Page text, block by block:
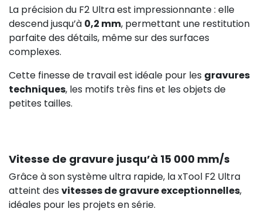
La précision du F2 Ultra est impressionnante : elle
descend jusqu’à 0,2 mm, permettant une restitution
parfaite des détails, même sur des surfaces
complexes.
Cette finesse de travail est idéale pour les gravures
techniques, les motifs très fins et les objets de
petites tailles.
Vitesse de gravure jusqu’à 15 000 mm/s
Grâce à son système ultra rapide, la xTool F2 Ultra
atteint des vitesses de gravure exceptionnelles,
idéales pour les projets en série.